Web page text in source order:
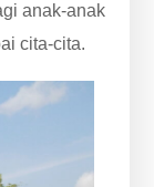
anak-anak
cita-cita.